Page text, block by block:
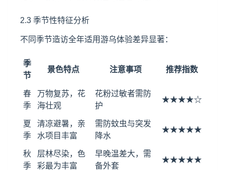
2.3 季节性特征分析
不同季节造访全年适用游乌体验差异显著：
季
节
景色特点 注意事项 推荐指数
春
季
万物复苏，花
海壮观
花粉过敏者需防
护
★★★★☆
夏
季
清凉避暑，亲
水项目丰富
需防蚊虫与突发
降水
★★★★★
秋
季
层林尽染，色
彩最为丰富
早晚温差大，需
备外套
★★★★★